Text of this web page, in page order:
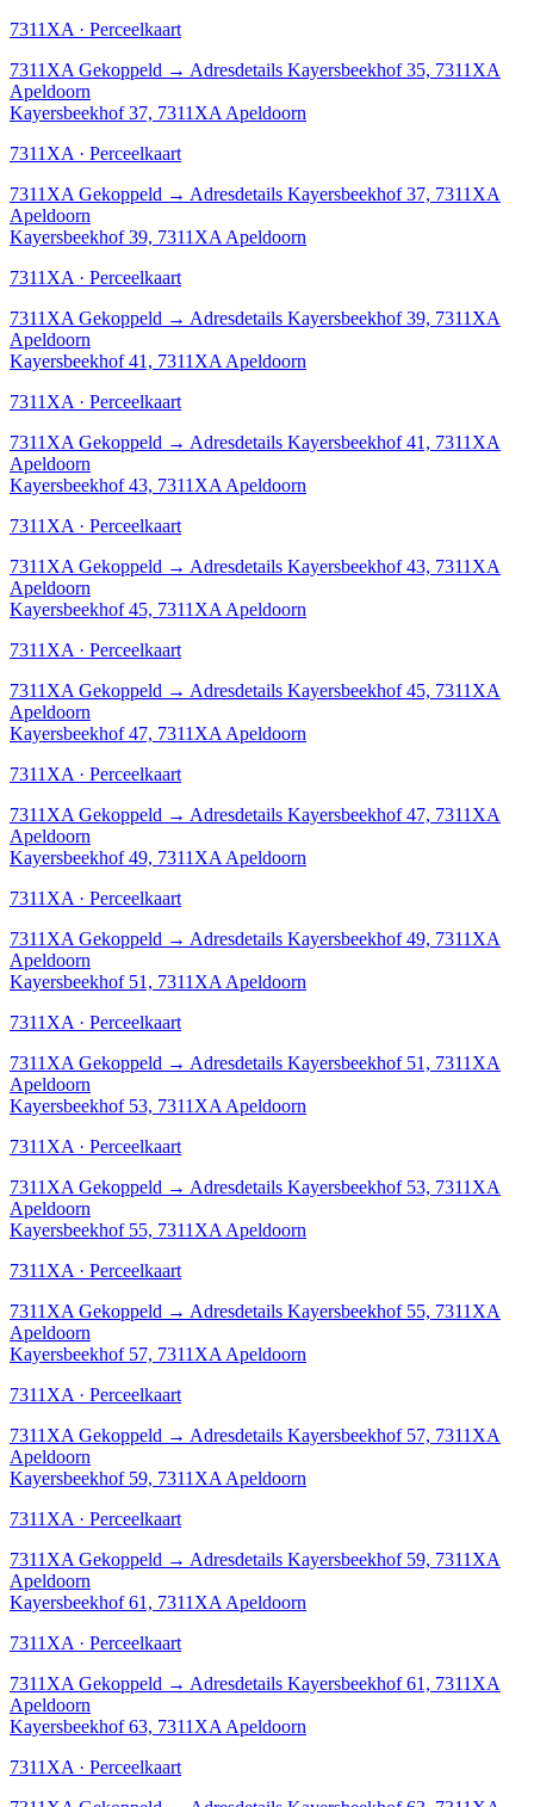
7311XA · Perceelkaart
7311XA Gekoppeld → Adresdetails Kayersbeekhof 35, 7311XA
Apeldoorn
Kayersbeekhof 37, 7311XA Apeldoorn
7311XA · Perceelkaart
7311XA Gekoppeld → Adresdetails Kayersbeekhof 37, 7311XA
Apeldoorn
Kayersbeekhof 39, 7311XA Apeldoorn
7311XA · Perceelkaart
7311XA Gekoppeld → Adresdetails Kayersbeekhof 39, 7311XA
Apeldoorn
Kayersbeekhof 41, 7311XA Apeldoorn
7311XA · Perceelkaart
7311XA Gekoppeld → Adresdetails Kayersbeekhof 41, 7311XA
Apeldoorn
Kayersbeekhof 43, 7311XA Apeldoorn
7311XA · Perceelkaart
7311XA Gekoppeld → Adresdetails Kayersbeekhof 43, 7311XA
Apeldoorn
Kayersbeekhof 45, 7311XA Apeldoorn
7311XA · Perceelkaart
7311XA Gekoppeld → Adresdetails Kayersbeekhof 45, 7311XA
Apeldoorn
Kayersbeekhof 47, 7311XA Apeldoorn
7311XA · Perceelkaart
7311XA Gekoppeld → Adresdetails Kayersbeekhof 47, 7311XA
Apeldoorn
Kayersbeekhof 49, 7311XA Apeldoorn
7311XA · Perceelkaart
7311XA Gekoppeld → Adresdetails Kayersbeekhof 49, 7311XA
Apeldoorn
Kayersbeekhof 51, 7311XA Apeldoorn
7311XA · Perceelkaart
7311XA Gekoppeld → Adresdetails Kayersbeekhof 51, 7311XA
Apeldoorn
Kayersbeekhof 53, 7311XA Apeldoorn
7311XA · Perceelkaart
7311XA Gekoppeld → Adresdetails Kayersbeekhof 53, 7311XA
Apeldoorn
Kayersbeekhof 55, 7311XA Apeldoorn
7311XA · Perceelkaart
7311XA Gekoppeld → Adresdetails Kayersbeekhof 55, 7311XA
Apeldoorn
Kayersbeekhof 57, 7311XA Apeldoorn
7311XA · Perceelkaart
7311XA Gekoppeld → Adresdetails Kayersbeekhof 57, 7311XA
Apeldoorn
Kayersbeekhof 59, 7311XA Apeldoorn
7311XA · Perceelkaart
7311XA Gekoppeld → Adresdetails Kayersbeekhof 59, 7311XA
Apeldoorn
Kayersbeekhof 61, 7311XA Apeldoorn
7311XA · Perceelkaart
7311XA Gekoppeld → Adresdetails Kayersbeekhof 61, 7311XA
Apeldoorn
Kayersbeekhof 63, 7311XA Apeldoorn
7311XA · Perceelkaart